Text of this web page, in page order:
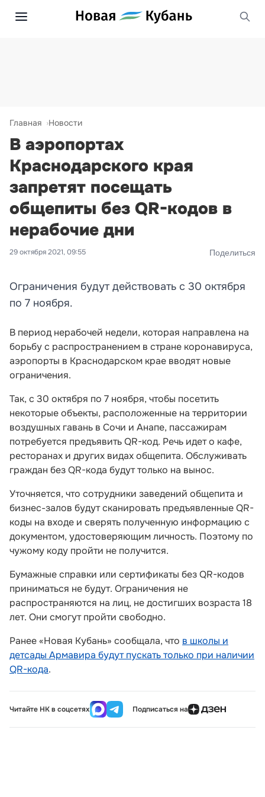
Главная Новости
В аэропортах
Краснодарского края
запретят посещать
общепиты без QR-кодов в
нерабочие дни
29 октября 2021, 09:55 Поделиться
Ограничения будут действовать с 30 октября
по 7 ноября.
В период нерабочей недели, которая направлена на
борьбу с распространением в стране коронавируса,
аэропорты в Краснодарском крае вводят новые
ограничения.
Так, с 30 октября по 7 ноября, чтобы посетить
некоторые объекты, расположенные на территории
воздушных гавань в Сочи и Анапе, пассажирам
потребуется предъявить QR-код. Речь идет о кафе,
ресторанах и других видах общепита. Обслуживать
граждан без QR-кода будут только на вынос.
Уточняется, что сотрудники заведений общепита и
бизнес-залов будут сканировать предъявленные QR-
коды на входе и сверять полученную информацию с
документом, удостоверяющим личность. Поэтому по
чужому коду пройти не получится.
Бумажные справки или сертификаты без QR-кодов
приниматься не будут. Ограничения не
распространяются на лиц, не достигших возраста 18
лет. Они смогут пройти свободно.
Ранее «Новая Кубань» сообщала, что в школы и
детсады Армавира будут пускать только при наличии
QR-кода.
Читайте НК в соцсетях Подписаться на